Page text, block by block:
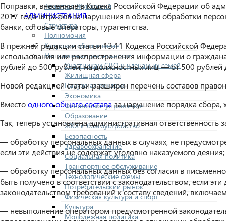
Авиаград Жуковский
АДМИНИСТРАЦИЯ
Структура
Полномочия
Кадровое обеспечение
Направления деятельности
Участникам СВО и членам их семей
Жилищная сфера
Наружная реклама
Экономика
Финансовое управление
Образование
ЖКХ и благоустройство
Безопасность
Здравоохранение
Социальная политика
Транспортное обслуживание
Технологические схемы
Потребительский рынок
Физическая культура и спорт
Культура
Молодежная политика
Поправки, внесенные в Кодекс Российской Федерации об
2017 года штрафов за нарушения в области обработки
банки, сотовые операторы, турагентства.
В прежней редакции статьи 13.11 Кодекса Российской
использования или распространения информации о
рублей до 500 рублей, на должностных лиц — от 500
Новой редакцией статьи расширен перечень составов
Вместоодного общего составаза нарушение порядка сбора,
Так, теперь установлена административная ответственность
— обработку персональных данных в случаях, не
если эти действия не содержат уголовно наказуемого деяния;
— обработку персональных данных без согласия в
быть получено в соответствии с законодательством, если
законодательством требований к составу сведений,
— невыполнение оператором предусмотренной